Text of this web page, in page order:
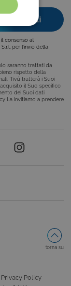
consenso al
per l’invio della
saranno trattati da
rispetto della
Tivù tratterà i Suoi
il Suo specifico
dei Suoi dati
La invitiamo a prendere
torna su
Privacy Policy
in
della
te
per